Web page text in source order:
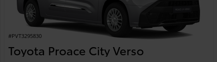
#PVT3295830
Toyota Proace City Verso